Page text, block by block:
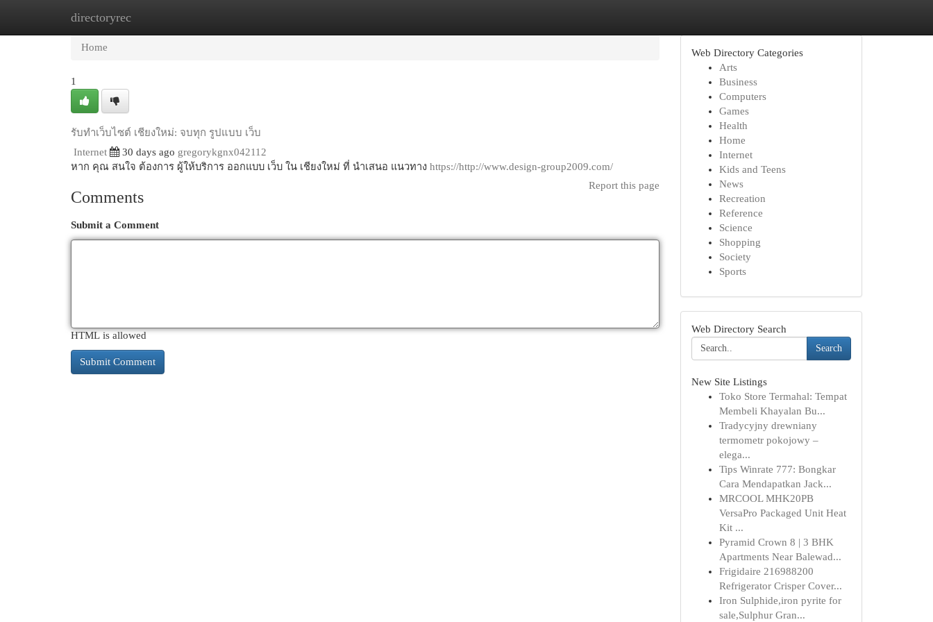
directoryrec
Home
Home
1
รับทำเว็บไซต์ เชียงใหม่: จบทุก รูปแบบ เว็บ
Internet
30 days ago gregorykgnx042112
หาก คุณ สนใจ ต้องการ ผู้ให้บริการ ออกแบบ เว็บ ใน เชียงใหม่ ที่ นำเสนอ แนวทาง https://http://www.design-group2009.com/
Report this page
Comments
Submit a Comment
HTML is allowed
Web Directory Categories
Arts
Business
Computers
Games
Health
Home
Internet
Kids and Teens
News
Recreation
Reference
Science
Shopping
Society
Sports
Web Directory Search
Search
New Site Listings
Toko Store Termahal: Tempat
Membeli Khayalan Bu...
Tradycyjny drewniany
termometr pokojowy –
elega...
Tips Winrate 777: Bongkar
Cara Mendapatkan Jack...
MRCOOL MHK20PB
VersaPro Packaged Unit Heat
Kit ...
Pyramid Crown 8 | 3 BHK
Apartments Near Balewad...
Frigidaire 216988200
Refrigerator Crisper Cover...
Iron Sulphide,iron pyrite for
sale,Sulphur Gran...